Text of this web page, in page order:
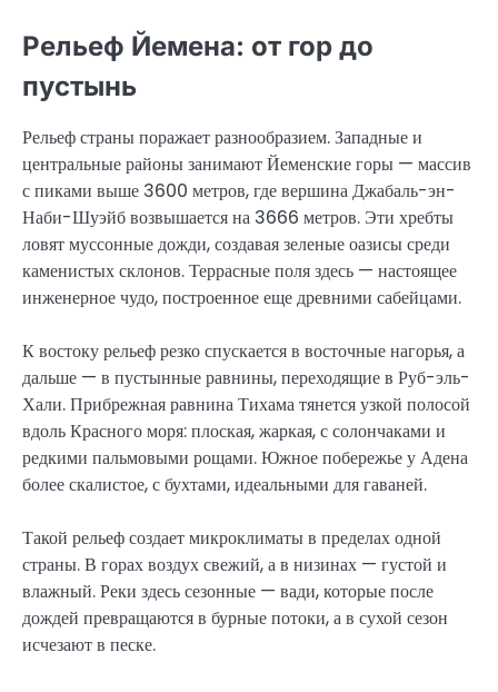
Рельеф Йемена: от гор до
пустынь
Рельеф страны поражает разнообразием. Западные и
центральные районы занимают Йеменские горы — массив
с пиками выше 3600 метров, где вершина Джабаль-эн-
Наби-Шуэйб возвышается на 3666 метров. Эти хребты
ловят муссонные дожди, создавая зеленые оазисы среди
каменистых склонов. Террасные поля здесь — настоящее
инженерное чудо, построенное еще древними сабейцами.
К востоку рельеф резко спускается в восточные нагорья, а
дальше — в пустынные равнины, переходящие в Руб-эль-
Хали. Прибрежная равнина Тихама тянется узкой полосой
вдоль Красного моря: плоская, жаркая, с солончаками и
редкими пальмовыми рощами. Южное побережье у Адена
более скалистое, с бухтами, идеальными для гаваней.
Такой рельеф создает микроклиматы в пределах одной
страны. В горах воздух свежий, а в низинах — густой и
влажный. Реки здесь сезонные — вади, которые после
дождей превращаются в бурные потоки, а в сухой сезон
исчезают в песке.